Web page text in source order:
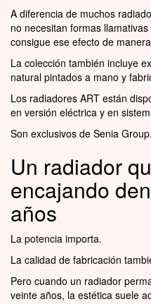
A diferencia de muchos
no necesitan formas
consigue ese efecto de
La colección también incluye
natural pintados a mano y
Los radiadores ART están
en versión eléctrica y en
Son exclusivos de Senia Group.
Un radiador
encajando
años
La potencia importa.
La calidad de fabricación
Pero cuando un radiador
veinte años, la estética suele